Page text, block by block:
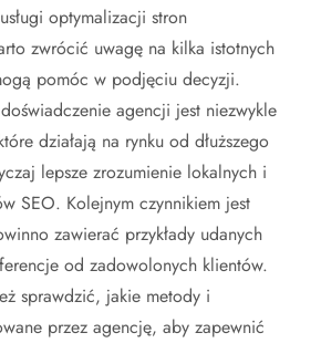
optymalizacji stron
zwrócić uwagę na kilka istotnych
pomóc w podjęciu decyzji.
agencji jest niezwykle
działają na rynku od dłuższego
lepsze zrozumienie lokalnych i
SEO. Kolejnym czynnikiem jest
zawierać przykłady udanych
od zadowolonych klientów.
sprawdzić, jakie metody i
przez agencję, aby zapewnić